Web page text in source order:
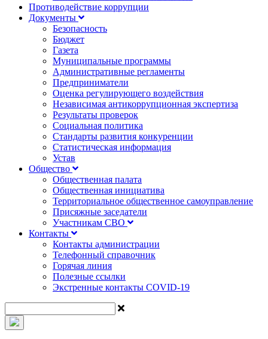
Противодействие коррупции
Документы
Безопасность
Бюджет
Газета
Муниципальные программы
Административные регламенты
Предприниматели
Оценка регулирующего воздействия
Независимая антикоррупционная экспертиза
Результаты проверок
Социальная политика
Стандарты развития конкуренции
Статистическая информация
Устав
Общество
Общественная палата
Общественная инициатива
Территориальное общественное самоуправление
Присяжные заседатели
Участникам СВО
Контакты
Контакты администрации
Телефонный справочник
Горячая линия
Полезные ссылки
Экстренные контакты COVID-19